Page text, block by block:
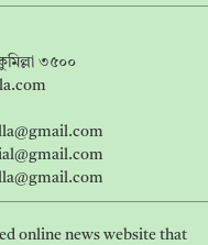
৩৫০০
online news website that